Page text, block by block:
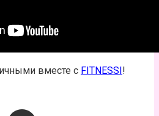
вместе с FITNESSI !